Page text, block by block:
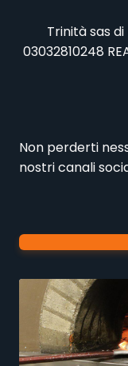
Trinità sas
03032810248
Non perderti
nostri canali